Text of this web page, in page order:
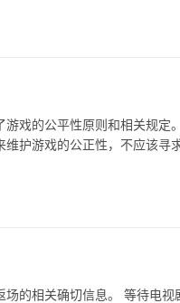
戏的公平性原则和相关规定
护游戏的公正性，不应该寻
的相关确切信息。 等待电